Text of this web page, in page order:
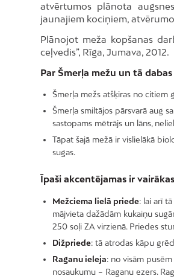
atvērtumos plānota
jaunajiem kociņiem,
Plānojot meža kopšanas
ceļvedis”, Rīga, Jumava, 2012.
Par Šmerļa mežu un tā
Šmerļa mežs atšķiras no citiem
Šmerļa smiltājos pārsvarā aug
sastopams mētrājs un lāns,
Tāpat šajā mežā ir vislielākā
sugas.
Īpaši akcentējamas ir
Mežciema lielā priede: lai arī
mājvieta dažādām kukaiņu
250 soļi ZA virzienā. Priedes
Dižpriede: tā atrodas kāpu
Raganu ieleja: no visām
nosaukumu – Raganu ezers.